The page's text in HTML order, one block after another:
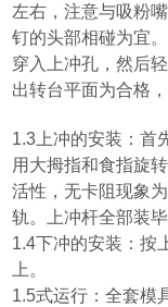
左右，注意与吸粉
钉的头部相碰为宜
穿入上冲孔，然后
出转台平面为合格
1.3 上冲的安装：
用大拇指和食指旋
活性，无卡阻现象
轨。上冲杆全部装
1.4下冲的安装：按
上。
1.5式运行：全套模